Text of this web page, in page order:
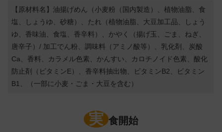
【原材料名】油揚げめん（小麦粉（国内製造）、植物油脂、食
塩、しょうゆ、砂糖）、たれ（植物油脂、大豆加工品、しょう
ゆ、香味油、食塩、香辛料）、かやく（揚げ玉、ごま、ねぎ、
唐辛子）/ 加工でん粉、調味料（アミノ酸等）、乳化剤、炭酸
Ca、香料、カラメル色素、かんすい、カロチノイド色素、酸化
防止剤（ビタミンE）、香辛料抽出物、ビタミンB2、ビタミン
B1、（一部に小麦・ごま・大豆を含む）
実 食開始